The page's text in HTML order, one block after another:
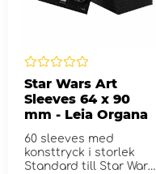
Star Wars Art
Sleeves 64 x 90
mm - Leia Organa
60 sleeves med
konsttryck i storlek
Standard till Star Wars: